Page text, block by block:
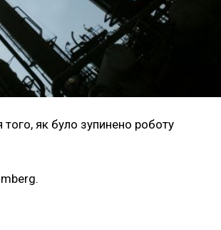
як було зупинено роботу